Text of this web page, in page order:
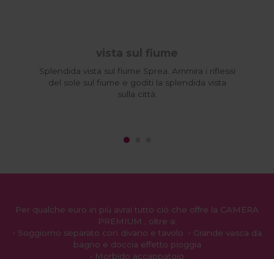
vista sul fiume
Splendida vista sul fiume Sprea. Ammira i riflessi
del sole sul fiume e goditi la splendida vista
sulla città.
Per qualche euro in più avrai tutto ciò che offre la CAMERA
PREMIUM , oltre a:
• Soggiorno separato con divano e tavolo • Grande vasca da
bagno e doccia effetto pioggia
• Morbido accappatoio